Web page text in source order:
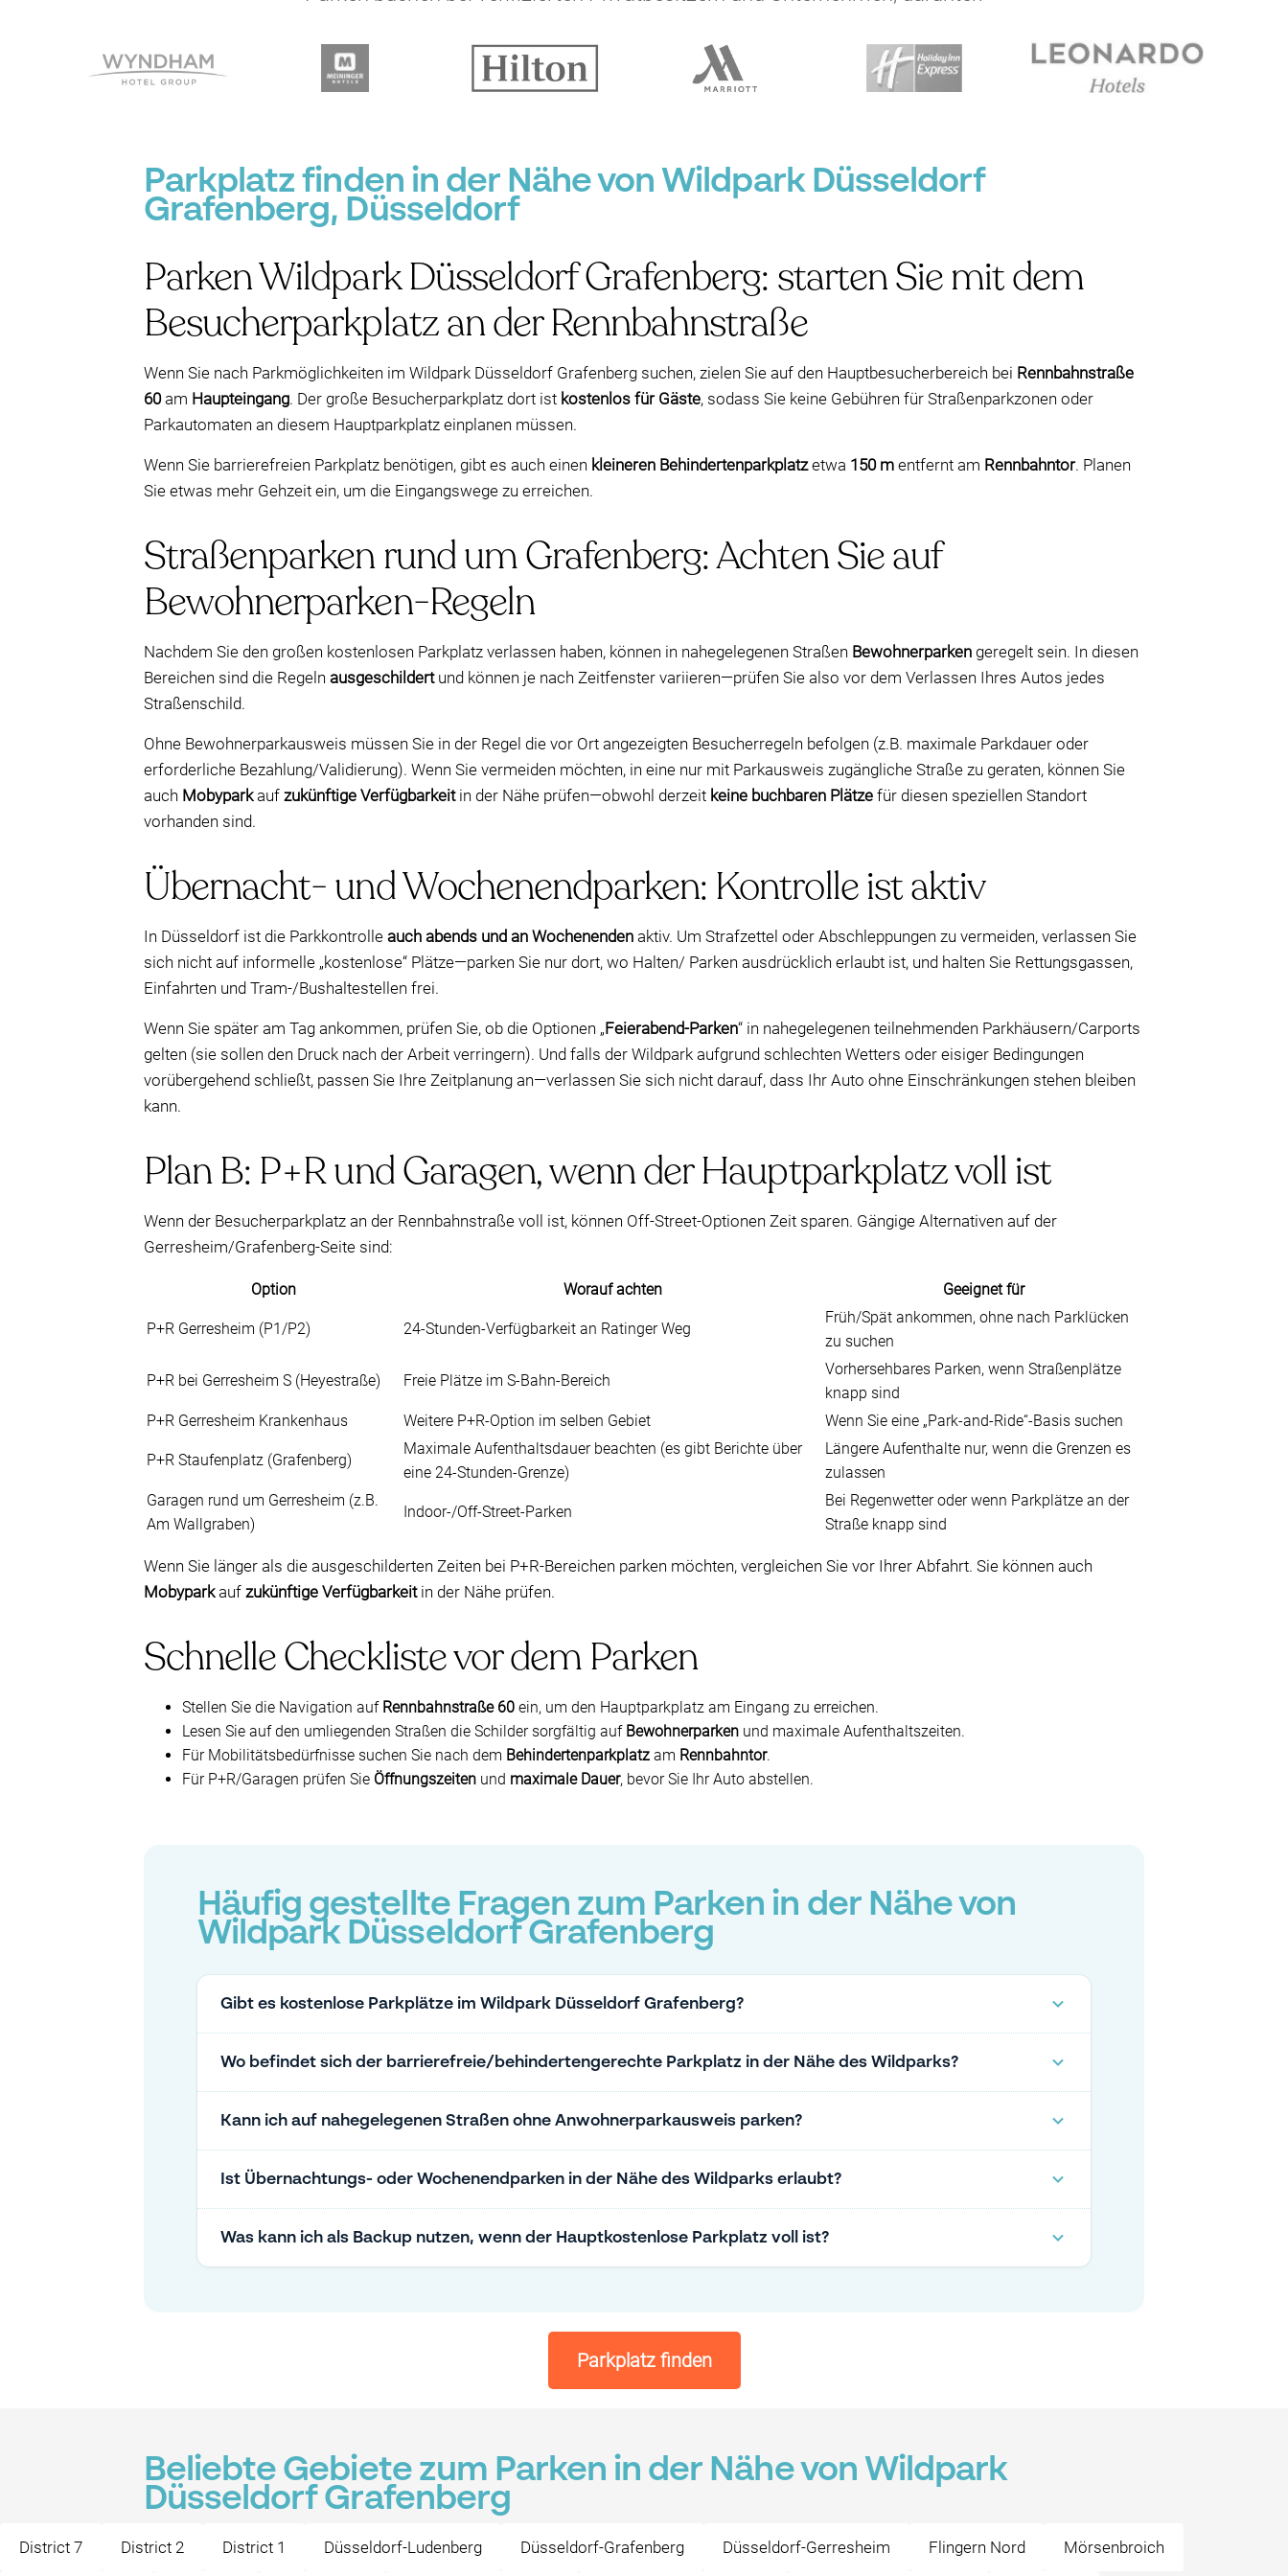
Parkplatz finden in der Nähe von Wildpark Düsseldorf
Grafenberg, Düsseldorf
Parken Wildpark Düsseldorf Grafenberg: starten Sie mit dem
Besucherparkplatz an der Rennbahnstraße
Wenn Sie nach Parkmöglichkeiten im Wildpark Düsseldorf Grafenberg suchen, zielen Sie auf den Hauptbesucherbereich bei Rennbahnstraße
60am Haupteingang. Der große Besucherparkplatz dort ist kostenlos für Gäste, sodass Sie keine Gebühren für Straßenparkzonen oder
Parkautomaten an diesem Hauptparkplatz einplanen müssen.
Wenn Sie barrierefreien Parkplatz benötigen, gibt es auch einen kleineren Behindertenparkplatzetwa 150 m entfernt am Rennbahntor. Planen
Sie etwas mehr Gehzeit ein, um die Eingangswege zu erreichen.
Straßenparken rund um Grafenberg: Achten Sie auf
Bewohnerparken-Regeln
Nachdem Sie den großen kostenlosen Parkplatz verlassen haben, können in nahegelegenen Straßen Bewohnerparken geregelt sein. In diesen
Bereichen sind die Regeln ausgeschildertund können je nach Zeitfenster variieren—prüfen Sie also vor dem Verlassen Ihres Autos jedes
Straßenschild.
Ohne Bewohnerparkausweis müssen Sie in der Regel die vor Ort angezeigten Besucherregeln befolgen (z.B. maximale Parkdauer oder
erforderliche Bezahlung/Validierung). Wenn Sie vermeiden möchten, in eine nur mit Parkausweis zugängliche Straße zu geraten, können Sie
auch Mobyparkauf zukünftige Verfügbarkeitin der Nähe prüfen—obwohl derzeit keine buchbaren Plätze für diesen speziellen Standort
vorhanden sind.
Übernacht- und Wochenendparken: Kontrolle ist aktiv
In Düsseldorf ist die Parkkontrolle auch abends und an Wochenenden aktiv. Um Strafzettel oder Abschleppungen zu vermeiden, verlassen Sie
sich nicht auf informelle „kostenlose“ Plätze—parken Sie nur dort, wo Halten/ Parken ausdrücklich erlaubt ist, und halten Sie Rettungsgassen,
Einfahrten und Tram-/Bushaltestellen frei.
Wenn Sie später am Tag ankommen, prüfen Sie, ob die Optionen „Feierabend-Parken“ in nahegelegenen teilnehmenden Parkhäusern/Carports
gelten (sie sollen den Druck nach der Arbeit verringern). Und falls der Wildpark aufgrund schlechten Wetters oder eisiger Bedingungen
vorübergehend schließt, passen Sie Ihre Zeitplanung an—verlassen Sie sich nicht darauf, dass Ihr Auto ohne Einschränkungen stehen bleiben
kann.
Plan B: P+R und Garagen, wenn der Hauptparkplatz voll ist
Wenn der Besucherparkplatz an der Rennbahnstraße voll ist, können Off-Street-Optionen Zeit sparen. Gängige Alternativen auf der
Gerresheim/Grafenberg-Seite sind:
Option Worauf achten Geeignet für
P+R Gerresheim (P1/P2) 24-Stunden-Verfügbarkeit an Ratinger Weg
Früh/Spät ankommen, ohne nach Parklücken
zu suchen
P+R bei Gerresheim S (Heyestraße) Freie Plätze im S-Bahn-Bereich
Vorhersehbares Parken, wenn Straßenplätze
knapp sind
P+R Gerresheim Krankenhaus
Weitere P+R-Option im selben Gebiet Wenn Sie eine „Park-and-Ride“-Basis suchen
P+R Staufenplatz (Grafenberg)
Maximale Aufenthaltsdauer beachten (es gibt Berichte über
eine 24-Stunden-Grenze)
Längere Aufenthalte nur, wenn die Grenzen es
zulassen
Garagen rund um Gerresheim (z.B.
Am Wallgraben)
Indoor-/Off-Street-Parken
Bei Regenwetter oder wenn Parkplätze an der
Straße knapp sind
Wenn Sie länger als die ausgeschilderten Zeiten bei P+R-Bereichen parken möchten, vergleichen Sie vor Ihrer Abfahrt. Sie können auch
Mobyparkauf zukünftige Verfügbarkeitin der Nähe prüfen.
Schnelle Checkliste vor dem Parken
Stellen Sie die Navigation auf Rennbahnstraße 60 ein, um den Hauptparkplatz am Eingang zu erreichen.
Lesen Sie auf den umliegenden Straßen die Schilder sorgfältig auf Bewohnerparken und maximale Aufenthaltszeiten.
Für Mobilitätsbedürfnisse suchen Sie nach dem Behindertenparkplatz am Rennbahntor.
Für P+R/Garagen prüfen Sie Öffnungszeiten und maximale Dauer, bevor Sie Ihr Auto abstellen.
Häufig gestellte Fragen zum Parken in der Nähe von
Wildpark Düsseldorf Grafenberg
Gibt es kostenlose Parkplätze im Wildpark Düsseldorf Grafenberg?
Wo befindet sich der barrierefreie/behindertengerechte Parkplatz in der Nähe des Wildparks?
Kann ich auf nahegelegenen Straßen ohne Anwohnerparkausweis parken?
Ist Übernachtungs- oder Wochenendparken in der Nähe des Wildparks erlaubt?
Was kann ich als Backup nutzen, wenn der Hauptkostenlose Parkplatz voll ist?
Parkplatz finden
Beliebte Gebiete zum Parken in der Nähe von Wildpark
Düsseldorf Grafenberg
District 7 District 2 District 1 Düsseldorf-Ludenberg Düsseldorf-Grafenberg Düsseldorf-Gerresheim Flingern Nord Mörsenbroich